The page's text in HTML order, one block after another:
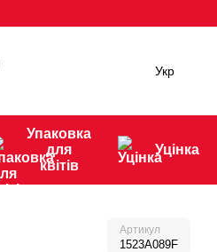
Укр
Упаковка
для
квітів
Уцінка
Артикул
1523A089F